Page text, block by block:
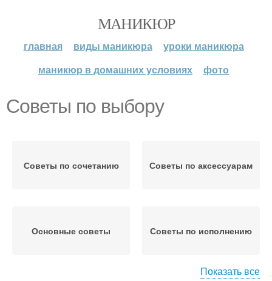
МАНИКЮР
главная виды маникюра
уроки маникюра
маникюр в домашних условиях
фото
Советы по выбору
Советы по сочетанию Советы по аксессуарам
Основные советы Советы по исполнению
Показать все